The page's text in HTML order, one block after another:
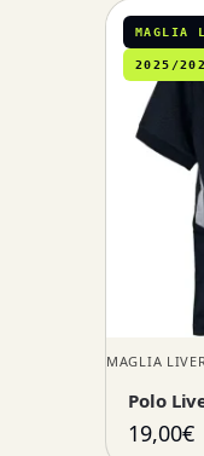
MAGLIA
2025/
MAGLIA
Polo
19,00€